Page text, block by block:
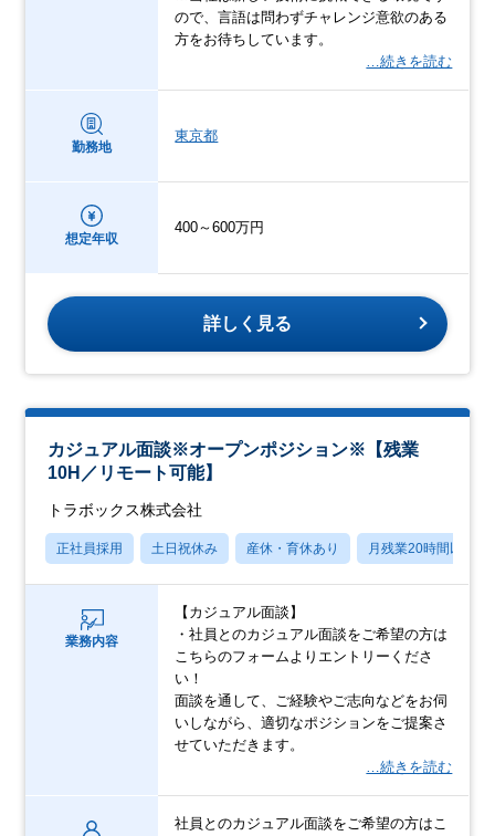
ので、言語は問わずチャレンジ意欲のある
方をお待ちしています。
…続きを読む
勤務地
東京都
想定年収
400～600万円
詳しく見る
カジュアル面談※オープンポジション※【残業
10H／リモート可能】
トラボックス株式会社
正社員採用 土日祝休み 産休・育休あり 月残業20時間以内
業務内容
【カジュアル面談】
・社員とのカジュアル面談をご希望の方は
こちらのフォームよりエントリーくださ
い！
面談を通して、ご経験やご志向などをお伺
いしながら、適切なポジションをご提案さ
せていただきます。
…続きを読む
社員とのカジュアル面談をご希望の方はこ